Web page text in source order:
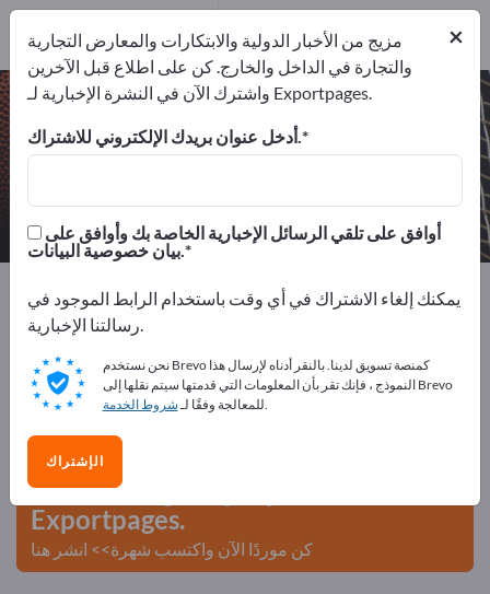
الكرات الرياضية – اعثر على الشركات
المصنعة والموردين
المصدرين3
3
Exportpages الرياضة والعطلات
السلع الرياضية
الكرات الرياضية
أعلن مجانًا على Exportpages!
الاحتياجات – العروض – السلع المستعملة – جهات الاتصال
التجارية >> ابدأ من هنا
انشر شركتك ومنتجاتك على
Exportpages.
كن موردًا الآن واكتسب شهرة>> انشر هنا
×
مزيج من الأخبار الدولية والابتكارات والمعارض التجارية
والتجارة في الداخل والخارج. كن على اطلاع قبل الآخرين
واشترك الآن في النشرة الإخبارية لـ Exportpages.
أدخل عنوان بريدك الإلكتروني للاشتراك.
بيان خصوصية البيانات.
يمكنك إلغاء الاشتراك في أي وقت باستخدام الرابط الموجود في
رسالتنا الإخبارية.
نحن نستخدم Brevo كمنصة تسويق لدينا. بالنقر أدناه لإرسال هذا
النموذج ، فإنك تقر بأن المعلومات التي قدمتها سيتم نقلها إلى Brevo
للمعالجة وفقًا لـشروط الخدمة .
الإشتراك